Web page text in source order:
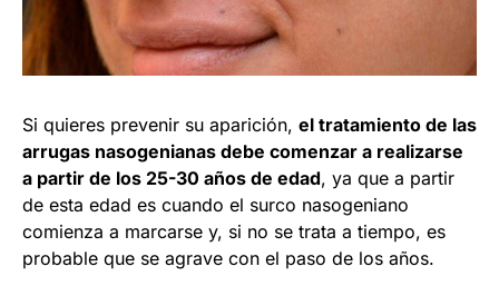
Si quieres prevenir su aparición, el tratamiento de las
arrugas nasogenianas debe comenzar a realizarse
a partir de los 25-30 años de edad, ya que a partir
de esta edad es cuando el surco nasogeniano
comienza a marcarse y, si no se trata a tiempo, es
probable que se agrave con el paso de los años.